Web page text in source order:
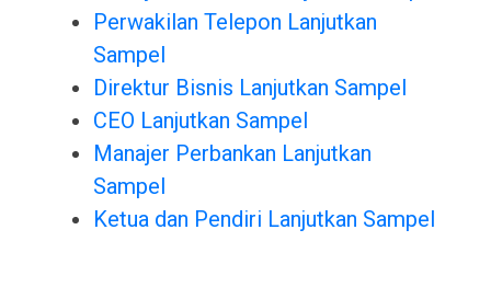
Perwakilan Telepon Lanjutkan
Sampel
Direktur Bisnis Lanjutkan Sampel
CEO Lanjutkan Sampel
Manajer Perbankan Lanjutkan
Sampel
Ketua dan Pendiri Lanjutkan Sampel